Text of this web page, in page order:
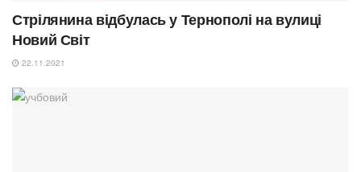
Стрілянина відбулась у Тернополі на вулиці
Новий Світ
22.11.2021